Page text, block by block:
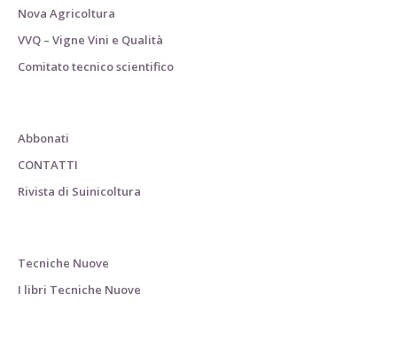
Nova Agricoltura
VVQ – Vigne Vini e Qualità
Comitato tecnico scientifico
Abbonati
CONTATTI
Rivista di Suinicoltura
Tecniche Nuove
I libri Tecniche Nuove